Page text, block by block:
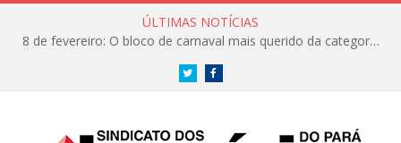
ÚLTIMAS NOTÍCIAS
8 de fevereiro: O bloco de carnaval mais querido da categoria já tem data. Vem pro CarnaBancários 2025!
Twitter